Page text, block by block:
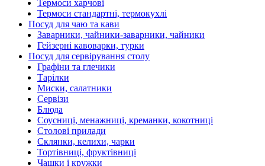
Термоси харчові
Термоси стандартні, термокухлі
Посуд для чаю та кави
Заварники, чайники-заварники, чайники
Гейзерні кавоварки, турки
Посуд для сервірування столу
Графіни та глечики
Тарілки
Миски, салатники
Сервізи
Блюда
Соусниці, менажниці, креманки, кокотниці
Столові прилади
Склянки, келихи, чарки
Тортівниці, фруктівниці
Чашки і кружки